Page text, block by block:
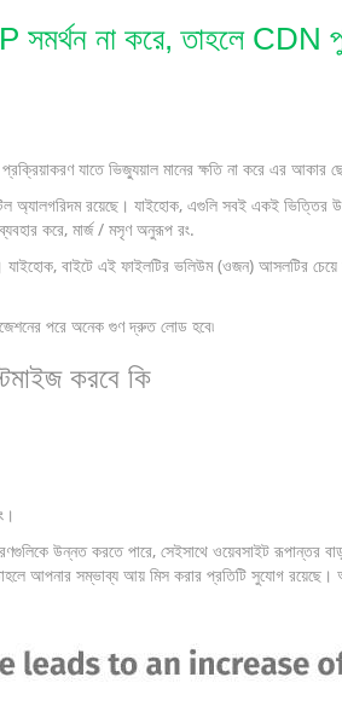
সমর্থন না করে, তাহলে
যাতে ভিজ্যুয়াল মানের ক্ষতি না করে এর আকার
অ্যালগরিদম রয়েছে। যাইহোক, এগুলি সবই একই ভিত্তির
করে, মার্জ / মসৃণ অনুরূপ রং.
বাইটে এই ফাইলটির ভলিউম (ওজন) আসলটির
পরে অনেক গুণ দ্রুত লোড হবে৷
করবে কি
উন্নত করতে পারে, সেইসাথে ওয়েবসাইট রূপান্তর
আপনার সম্ভাব্য আয় মিস করার প্রতিটি সুযোগ